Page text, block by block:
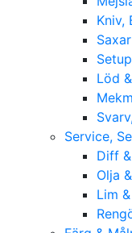
Kniv,
Löd
Service,
Diff
Olja
Lim